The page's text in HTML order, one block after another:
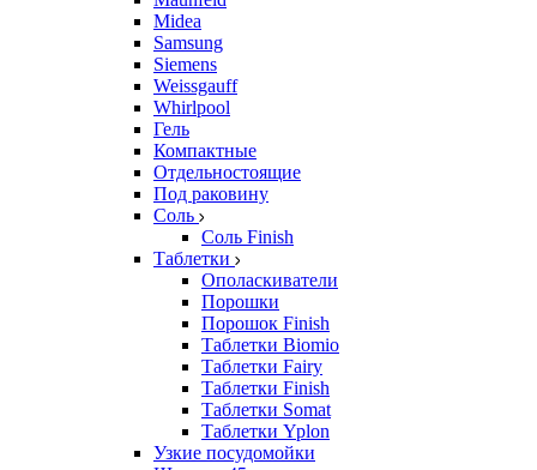
Midea
Samsung
Siemens
Weissgauff
Whirlpool
Гель
Компактные
Отдельностоящие
Под раковину
Соль
Соль Finish
Таблетки
Ополаскиватели
Порошки
Порошок Finish
Таблетки Biomio
Таблетки Fairy
Таблетки Finish
Таблетки Somat
Таблетки Yplon
Узкие посудомойки